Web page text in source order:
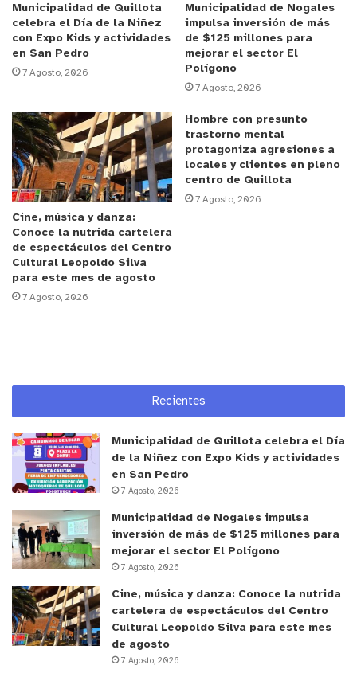
guardia y a otros funcionarios, y lograron abrir la
bóveda para sustraer el millonario botín.
Detalles de la sentencia
De acuerdo con lo expuesto en el juicio por el
fiscal SACFI, Benjamín Santibáñez, los acusados
fueron condenados en calidad deautores de
secuestro, robo con violencia e intimidación y
receptación de vehículo motorizado, además de
infracciones a la Ley de Armas.
Bastián Córdova Vera
de24 años de cárcel
10 años por robo con violencia e
intimidación.
5 años y un día por tenencia de arma de
fuego prohibida.
Óscar Lobos Barahona , en tanto, fue
sentenciado a21 años de presidio, que
incluyen:
4 años por el secuestro de las menores y
su madre.
4 años por el secuestro del trabajador.
10 años por robo con violencia e
Municipalidad de Quillota
celebra el Día de la Niñez
con Expo Kids y actividades
en San Pedro
7 Agosto, 2026
Municipalidad de Nogales
impulsa inversión de más
de $125 millones para
mejorar el sector El
Polígono
7 Agosto, 2026
Cine, música y danza:
Conoce la nutrida cartelera
de espectáculos del Centro
Cultural Leopoldo Silva
para este mes de agosto
7 Agosto, 2026
Hombre con presunto
trastorno mental
protagoniza agresiones a
locales y clientes en pleno
centro de Quillota
7 Agosto, 2026
Recientes
Municipalidad de Quillota celebra el Día
de la Niñez con Expo Kids y actividades
en San Pedro
7 Agosto, 2026
Municipalidad de Nogales impulsa
inversión de más de $125 millones para
mejorar el sector El Polígono
7 Agosto, 2026
Cine, música y danza: Conoce la nutrida
cartelera de espectáculos del Centro
Cultural Leopoldo Silva para este mes
de agosto
7 Agosto, 2026